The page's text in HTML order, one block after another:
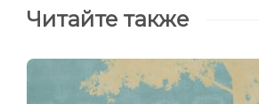
Читайте также